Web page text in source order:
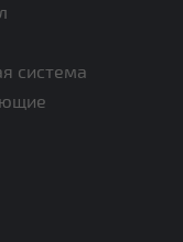
система